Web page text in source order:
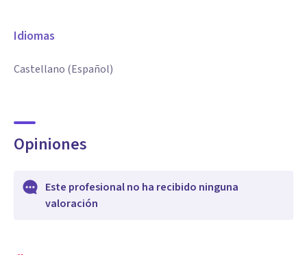
Idiomas
Castellano (Español)
Opiniones
Este profesional no ha recibido ninguna
valoración